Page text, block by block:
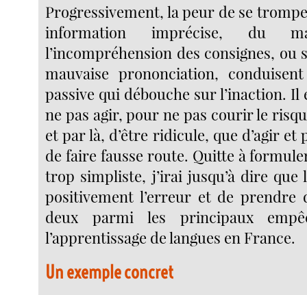
Progressivement, la peur de se
information imprécise, du
l’incompréhension des consignes, ou
mauvaise prononciation,
passive qui débouche sur l’inaction. Il
ne pas agir, pour ne pas courir le
et par là, d’être ridicule, que d’agir et
de faire fausse route. Quitte à
trop simpliste, j’irai jusqu’à dire
positivement l’erreur et de prendre
deux parmi les principaux
l’apprentissage de langues en France.
Un exemple concret